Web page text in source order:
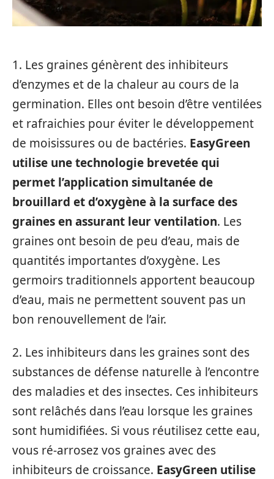
1. Les graines génèrent des inhibiteurs
d’enzymes et de la chaleur au cours de la
germination. Elles ont besoin d’être ventilées
et rafraichies pour éviter le développement
de moisissures ou de bactéries. EasyGreen
utilise une technologie brevetée qui
permet l’application simultanée de
brouillard et d’oxygène à la surface des
graines en assurant leur ventilation. Les
graines ont besoin de peu d’eau, mais de
quantités importantes d’oxygène. Les
germoirs traditionnels apportent beaucoup
d’eau, mais ne permettent souvent pas un
bon renouvellement de l’air.
2. Les inhibiteurs dans les graines sont des
substances de défense naturelle à l’encontre
des maladies et des insectes. Ces inhibiteurs
sont relâchés dans l’eau lorsque les graines
sont humidifiées. Si vous réutilisez cette eau,
vous ré-arrosez vos graines avec des
inhibiteurs de croissance. EasyGreen utilise